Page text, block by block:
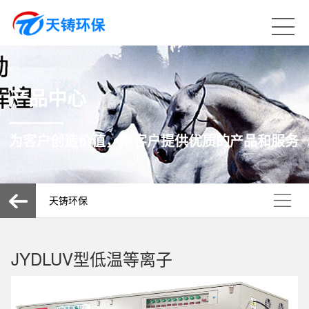
产品中心
为客户创造价值，向客户提供优质的产品和服务
天铸环保
JYDLUV型低温等离子